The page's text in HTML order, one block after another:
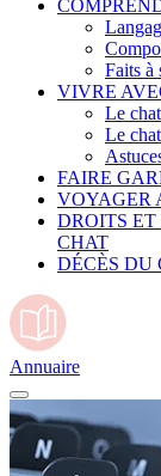
Faits à
VIVRE
Le
Le
FAIRE
VOYAGER
DROITS ET
CHAT
DÉCÈS DU
Annuaire